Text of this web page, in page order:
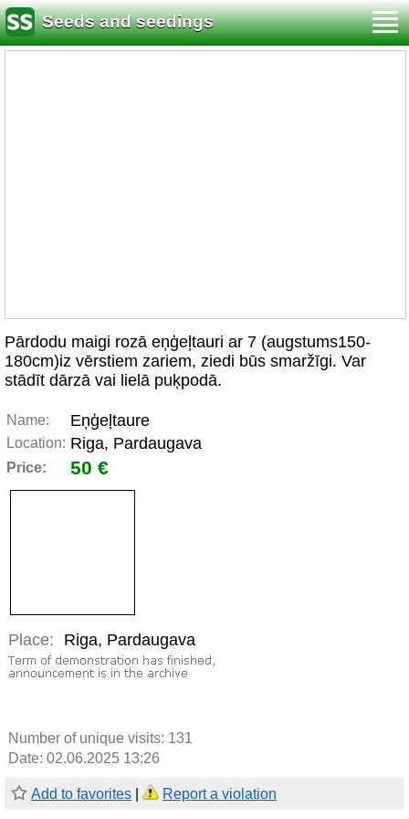
Seeds and seedings
Pārdodu maigi rozā eņģeļtauri ar 7 (augstums150-
180cm)iz vērstiem zariem, ziedi būs smaržīgi. Var
stādīt dārzā vai lielā puķpodā.
Name: Eņģeļtaure
Location: Riga, Pardaugava
Price: 50 €
Place: Riga, Pardaugava
Number of unique visits: 131
Date: 02.06.2025 13:26
Add to favorites Report a violation